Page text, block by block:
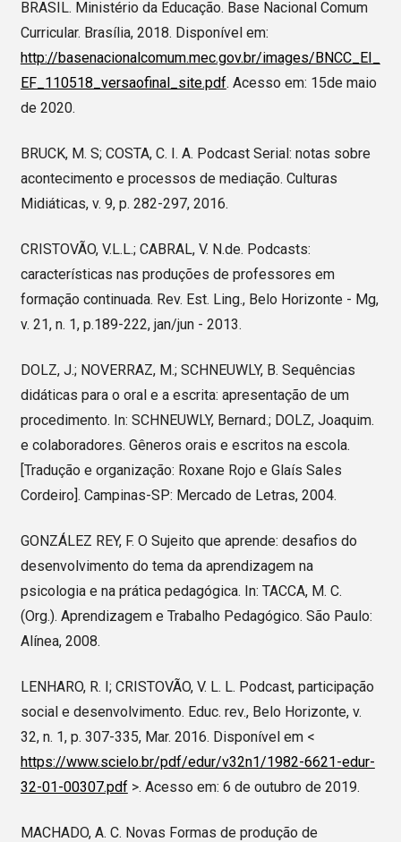
BRASIL. Ministério da Educação. Base Nacional Comum
Curricular. Brasília, 2018. Disponível em:
http://basenacionalcomum.mec.gov.br/images/BNCC_EI_
EF_110518_versaofinal_site.pdf. Acesso em: 15de maio
de 2020.
BRUCK, M. S; COSTA, C. I. A. Podcast Serial: notas sobre
acontecimento e processos de mediação. Culturas
Midiáticas, v. 9, p. 282-297, 2016.
CRISTOVÃO, V.L.L.; CABRAL, V. N.de. Podcasts:
características nas produções de professores em
formação continuada. Rev. Est. Ling., Belo Horizonte - Mg,
v. 21, n. 1, p.189-222, jan/jun - 2013.
DOLZ, J.; NOVERRAZ, M.; SCHNEUWLY, B. Sequências
didáticas para o oral e a escrita: apresentação de um
procedimento. In: SCHNEUWLY, Bernard.; DOLZ, Joaquim.
e colaboradores. Gêneros orais e escritos na escola.
[Tradução e organização: Roxane Rojo e Glaís Sales
Cordeiro]. Campinas-SP: Mercado de Letras, 2004.
GONZÁLEZ REY, F. O Sujeito que aprende: desafios do
desenvolvimento do tema da aprendizagem na
psicologia e na prática pedagógica. In: TACCA, M. C.
(Org.). Aprendizagem e Trabalho Pedagógico. São Paulo:
Alínea, 2008.
LENHARO, R. I; CRISTOVÃO, V. L. L. Podcast, participação
social e desenvolvimento. Educ. rev., Belo Horizonte, v.
32, n. 1, p. 307-335, Mar. 2016. Disponível em <
https://www.scielo.br/pdf/edur/v32n1/1982-6621-edur-
32-01-00307.pdf>. Acesso em: 6 de outubro de 2019.
MACHADO, A. C. Novas Formas de produção de